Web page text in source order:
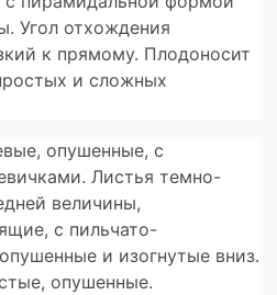
Угол отхождения
к прямому. Плодоносит
и сложных
опушенные, с
Листья темно-
величины,
с пильчато-
и изогнутые вниз.
опушенные.